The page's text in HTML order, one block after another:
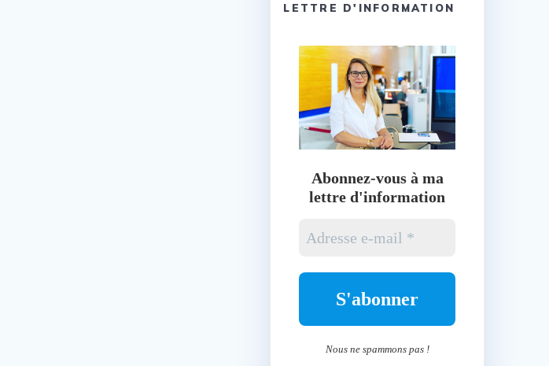
LETTRE D'INFORMATION
Abonnez-vous à ma
lettre d'information
Nous ne spammons pas !